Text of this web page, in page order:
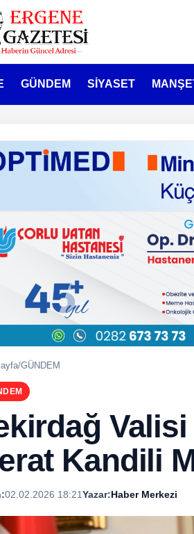
GÜNDEM SİYASET
/GÜNDEM
Kandili
02.02.2026 18:21Yazar:Haber Merkezi